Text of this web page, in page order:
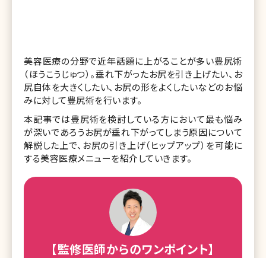
美容医療の分野で近年話題に上がることが多い豊尻術
（ほうこうじゅつ）。垂れ下がったお尻を引き上げたい、お
尻自体を大きくしたい、お尻の形をよくしたいなどのお悩
みに対して豊尻術を行います。
本記事では豊尻術を検討している方において最も悩み
が深いであろうお尻が垂れ下がってしまう原因について
解説した上で、お尻の引き上げ（ヒップアップ）を可能に
する美容医療メニューを紹介していきます。
【監修医師からのワンポイント】